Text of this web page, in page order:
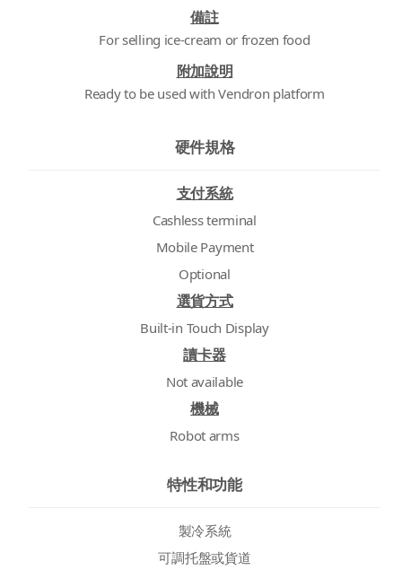
備註
For selling ice-cream or frozen food
附加說明
Ready to be used with Vendron platform
硬件規格
支付系統
Cashless terminal
Mobile Payment
Optional
選貨方式
Built-in Touch Display
讀卡器
Not available
機械
Robot arms
特性和功能
製冷系統
可調托盤或貨道